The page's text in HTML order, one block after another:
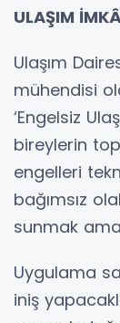
ULAŞIM
Ulaşım
mühendisi
‘Engelsiz
bireylerin
engelleri
bağımsız
sunmak
Uygulama
iniş